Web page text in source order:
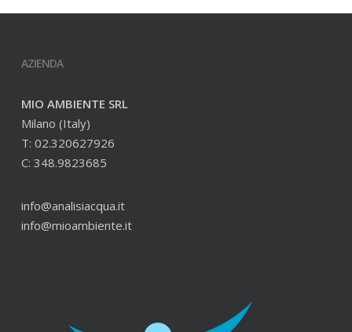
AZIENDA
MIO AMBIENTE SRL
Milano (Italy)
T: 02.320627926
C: 348.9823685
info@analisiacqua.it
info@mioambiente.it